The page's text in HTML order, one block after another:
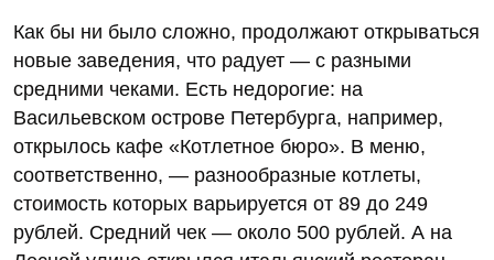
Как бы ни было сложно, продолжают открываться
новые заведения, что радует — с разными
средними чеками. Есть недорогие: на
Васильевском острове Петербурга, например,
открылось кафе «Котлетное бюро». В меню,
соответственно, — разнообразные котлеты,
стоимость которых варьируется от 89 до 249
рублей. Средний чек — около 500 рублей. А на